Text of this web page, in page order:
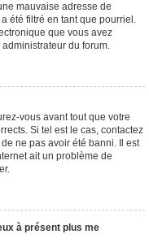
mauvaise adresse de
été filtré en tant que pourriel.
que vous avez
du forum.
vous avant tout que votre
Si tel est le cas, contactez
ne pas avoir été banni. Il est
ait un problème de
à présent plus me